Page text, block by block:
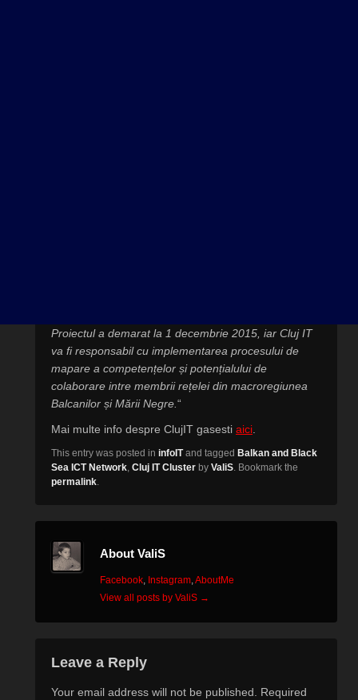
Proiectul a demarat la 1 decembrie 2015, iar Cluj IT
va fi responsabil cu implementarea procesului de
mapare a competențelor și potențialului de
colaborare intre membrii rețelei din macroregiunea
Balcanilor și Mării Negre. “
Mai multe info despre ClujIT gasesti aici
This entry was posted in infoITand tagged Balkan and Black
Sea ICT Network, Cluj IT Cluster by ValiS. Bookmark the
permalink.
About ValiS
Facebook, Instagram,AboutMe
View all posts by ValiS →
Leave a Reply
Your email address will not be published.
Required